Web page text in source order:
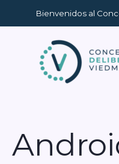
al
contenido
Bienvenidos al